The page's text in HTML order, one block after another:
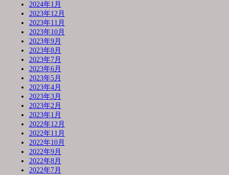
2024年1月
2023年12月
2023年11月
2023年10月
2023年9月
2023年8月
2023年7月
2023年6月
2023年5月
2023年4月
2023年3月
2023年2月
2023年1月
2022年12月
2022年11月
2022年10月
2022年9月
2022年8月
2022年7月